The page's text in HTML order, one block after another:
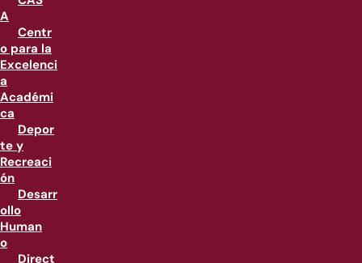
A
Centr
o para la
Excelenci
a
Académi
ca
Depor
te y
Recreaci
ón
Desarr
ollo
Human
o
Direct